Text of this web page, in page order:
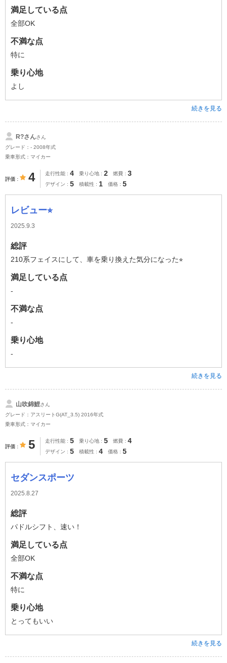
満足している点
全部OK
不満な点
特に
乗り心地
よし
続きを見る
R?さんさん
グレード：- 2008年式
乗車形式：マイカー
評価 4 走行性能 4 乗り心地 2 燃費 3
デザイン 5 積載性 1 価格 5
レビュー⭐︎
2025.9.3
総評
210系フェイスにして、車を乗り換えた気分になった⭐︎
満足している点
-
不満な点
-
乗り心地
-
続きを見る
山吹錦鯉さん
グレード：アスリートG(AT_3.5) 2016年式
乗車形式：マイカー
評価 5 走行性能 5 乗り心地 5 燃費 4
デザイン 5 積載性 4 価格 5
セダンスポーツ
2025.8.27
総評
パドルシフト、速い！
満足している点
全部OK
不満な点
特に
乗り心地
とってもいい
続きを見る